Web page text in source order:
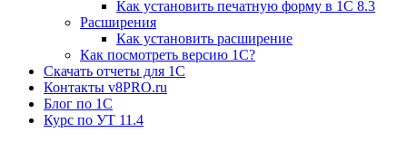
Как установить печатную форму в 1С 8.3
Расширения
Как установить расширение
Как посмотреть версию 1С?
Скачать отчеты для 1С
Контакты v8PRO.ru
Блог по 1С
Курс по УТ 11.4